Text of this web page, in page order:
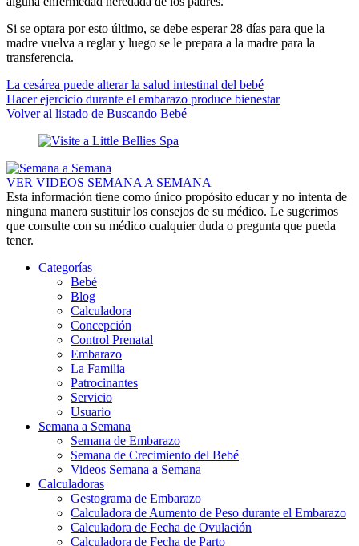
Si se optara por esto último, se debe esperar 28 días para que la
madre vuelva a reglar y luego se le prepara a la madre para la
transferencia.
La cesárea puede alterar la salud intestinal del bebé
Hacer ejercicio durante el embarazo produce bienestar
Volver al listado de Buscando Bebé
VER VIDEOS SEMANA A SEMANA
Esta información tiene como único propósito educar y no intenta de
ninguna manera sustituir los consejos de su médico. Le sugerimos
que consulte con su médico cualquier duda o pregunta que pueda
tener.
Categorías
Bebé
Blog
Calculadora
Concepción
Control Prenatal
Embarazo
La Familia
Patrocinantes
Servicio
Usuario
Semana a Semana
Semana de Embarazo
Semana de Crecimiento del Bebé
Videos Semana a Semana
Calculadoras
Gestograma de Embarazo
Calculadora de Aumento de Peso durante el Embarazo
Calculadora de Fecha de Ovulación
Calculadora de Fecha de Parto